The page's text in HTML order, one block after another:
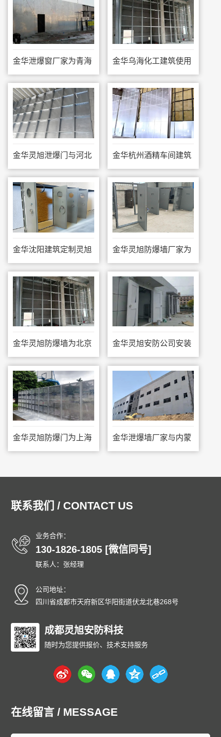
金华泄爆窗厂家为青海
盐湖公司施工
金华乌海化工建筑使用
灵旭泄爆窗
金华灵旭泄爆门与河北
凯瑞化工合作
金华杭州酒精车间建筑
定制抗爆墙
金华沈阳建筑定制灵旭
防爆门和防爆窗
金华灵旭防爆墙厂家为
南京建筑施工
金华灵旭防爆墙为北京
建筑项目施工
金华灵旭安防公司安装
内蒙泄爆墙建筑
金华灵旭防爆门为上海 金华泄爆墙厂家与内蒙
联系我们 / CONTACT US
业务合作：
130-1826-1805 [微信同号]
联系人：张经理
公司地址：
四川省成都市天府新区华阳街道伏龙北巷268号
成都灵旭安防科技
随时为您提供报价、技术支持服务
在线留言 / MESSAGE